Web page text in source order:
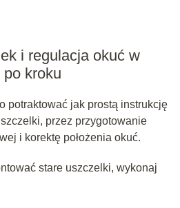
i regulacja okuć w
kroku
potraktować jak prostą instrukcję
przez przygotowanie
i korektę położenia okuć.
stare uszczelki, wykonaj